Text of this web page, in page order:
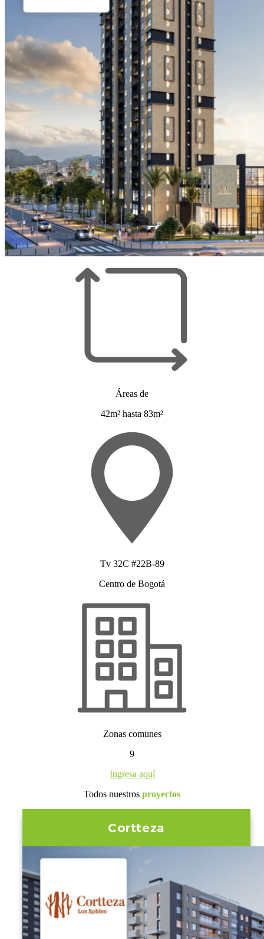
Áreas de
42m² hasta 83m²
Tv 32C #22B-89
Centro de Bogotá
Zonas comunes
9
Ingresa aquí
Todos nuestros proyectos
Cortteza